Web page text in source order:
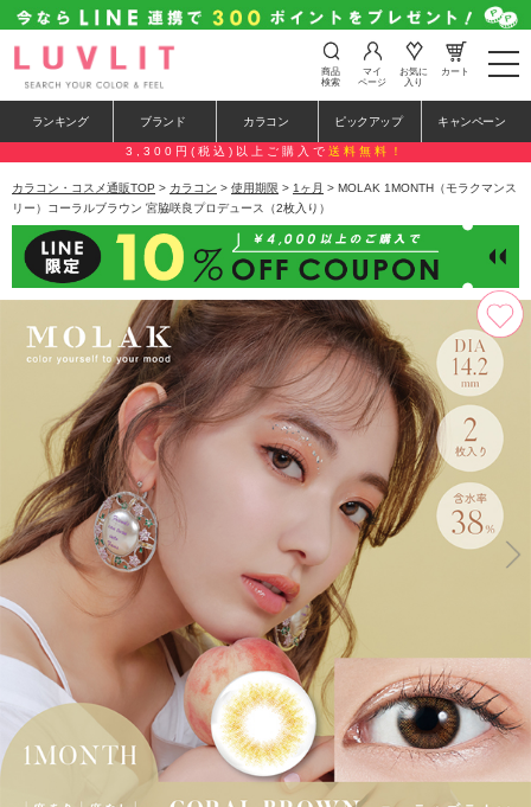
t
o
e
n
a
a
i
o
n
商品
検索
マイ
ページ
お気に
入り
カート
ランキング ブランド カラコン ピックアップ キャンペーン
3,300円(税込)以上ご購入で 送料無料！
カラコン・コスメ通販TOP > カラコン > 使用期限 > 1ヶ月 > MOLAK 1MONTH（モラクマンス
リー）コーラルブラウン 宮脇咲良プロデュース（2枚入り）